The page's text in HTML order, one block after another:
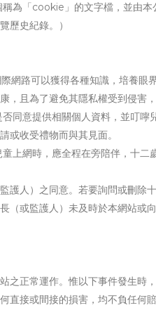
為「cookie」的文字檔，並由
歷史紀錄。）
網路可以獲得各種知識，培養
且為了避免其隱私權受到侵害
同意提供相關個人資料，並叮
或收受禮物而與其見面。
上網時，應全程在旁陪伴，十
護人）之同意。若要詢問或刪除
（或監護人）未及時於本網站或
之正常運作。惟以下事件發生時
直接或間接的損害，均不負任何